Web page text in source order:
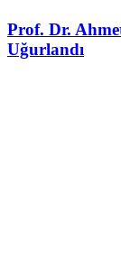
Prof. Dr.
Uğurlandı